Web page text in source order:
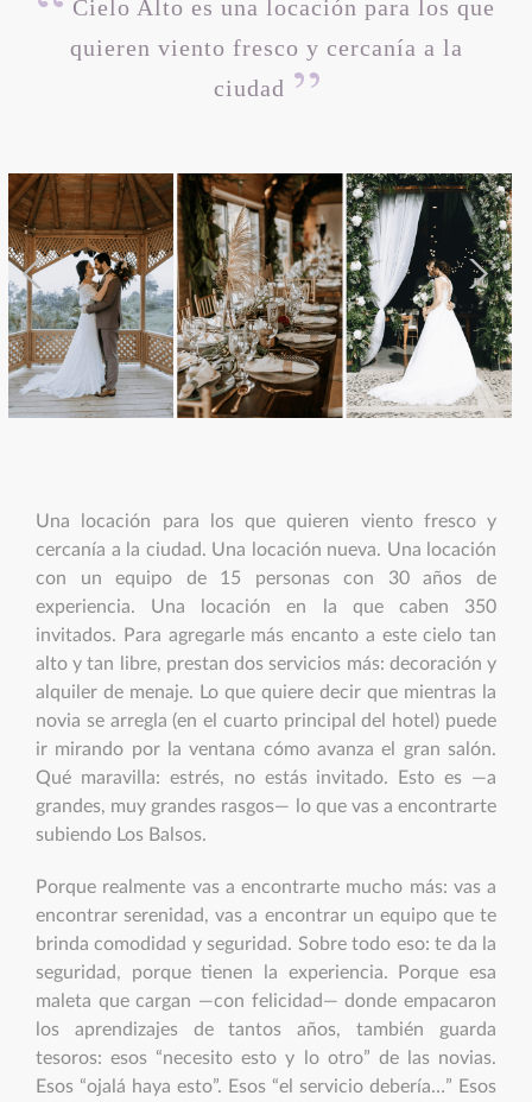
Cielo Alto es una locación para los que
quieren viento fresco y cercanía a la
ciudad
Una locación para los que quieren viento fresco y
cercanía a la ciudad. Una locación nueva. Una locación
con un equipo de 15 personas con 30 años de
experiencia. Una locación en la que caben 350
invitados. Para agregarle más encanto a este cielo tan
alto y tan libre, prestan dos servicios más: decoración y
alquiler de menaje. Lo que quiere decir que mientras la
novia se arregla (en el cuarto principal del hotel) puede
ir mirando por la ventana cómo avanza el gran salón.
Qué maravilla: estrés, no estás invitado. Esto es —a
grandes, muy grandes rasgos— lo que vas a encontrarte
subiendo Los Balsos.
Porque realmente vas a encontrarte mucho más: vas a
encontrar serenidad, vas a encontrar un equipo que te
brinda comodidad y seguridad. Sobre todo eso: te da la
seguridad, porque tienen la experiencia. Porque esa
maleta que cargan —con felicidad— donde empacaron
los aprendizajes de tantos años, también guarda
tesoros: esos “necesito esto y lo otro” de las novias.
Esos “ojalá haya esto”. Esos “el servicio debería…” Esos